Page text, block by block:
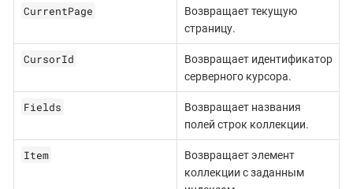
CurrentPage
Возвращает текущую
страницу.
CursorId
Возвращает идентификатор
серверного курсора.
Fields
Возвращает названия
полей строк коллекции.
Item
Возвращает элемент
коллекции с заданным